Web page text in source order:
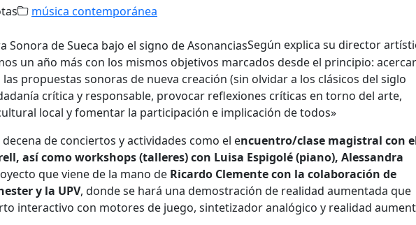
música contemporánea
Según explica su director
un año más con los mismos objetivos marcados desde el principio:
propuestas sonoras de nueva creación (sin olvidar a los clásicos del siglo
crítica y responsable, provocar reflexiones críticas en torno del arte,
local y fomentar la participación e implicación de todos»
de conciertos y actividades como el encuentro/clase magistral con
así como workshops (talleres) con Luisa Espigolé (piano), Alessandra
que viene de la mano de Ricardo Clemente con la colaboración de
y la UPV, donde se hará una demostración de realidad aumentada que
interactivo con motores de juego, sintetizador analógico y realidad